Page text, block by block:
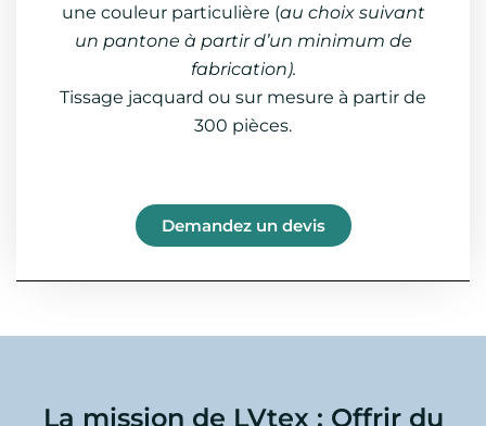
une couleur particulière (au choix suivant
un pantone à partir d’un minimum de
fabrication).
Tissage jacquard ou sur mesure à partir de
300 pièces.
Demandez un devis
La mission de LVtex : Offrir du